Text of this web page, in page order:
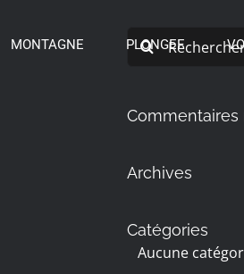
MONTAGNE PLONGEE
Rechercher:
Commentaires
Archives
Catégories
Aucune